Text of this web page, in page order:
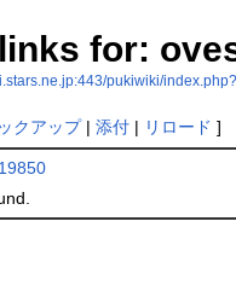
for:
pukiwiki/
クアップ| 添付| リロード ]